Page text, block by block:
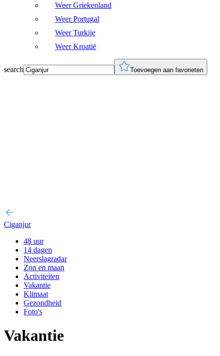
Weer Griekenland
Weer Portugal
Weer Turkije
Weer Kroatië
search Toevoegen aan favorieten
Ciganjur
48 uur
14 dagen
Neerslagradar
Zon en maan
Activiteiten
Vakantie
Klimaat
Gezondheid
Foto's
Vakantie